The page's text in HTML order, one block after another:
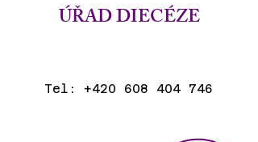
ÚŘAD DIECÉZE
Tel: +420 608 404 746